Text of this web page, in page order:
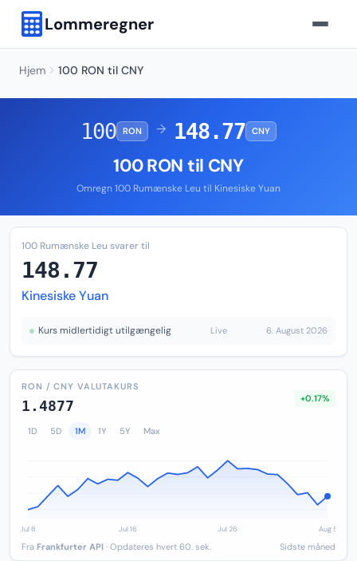
Lommeregner
Hjem 100 RON til CNY
100 RON → 148.77 CNY
100 RON til CNY
Omregn 100 Rumænske Leu til Kinesiske Yuan
100 Rumænske Leu svarer til
148.77
Kinesiske Yuan
Kurs midlertidigt utilgængelig Live 6. August 2026
RON / CNY VALUTAKURS
1.4877 +0.17%
1D 5D 1M 1Y 5Y Max
Fra Frankfurter API · Opdateres hvert 60. sek. Sidste måned